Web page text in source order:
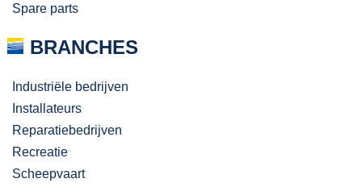
Spare parts
BRANCHES
Industriële bedrijven
Installateurs
Reparatiebedrijven
Recreatie
Scheepvaart